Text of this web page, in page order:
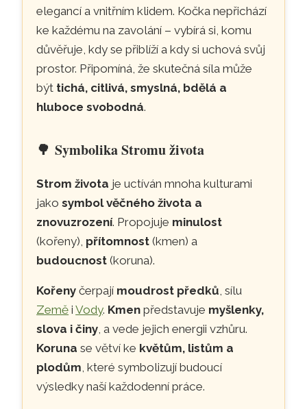
elegancí a vnitřním klidem. Kočka nepřichází
ke každému na zavolání – vybírá si, komu
důvěřuje, kdy se přiblíží a kdy si uchová svůj
prostor. Připomíná, že skutečná síla může
být tichá, citlivá, smyslná, bdělá a
hluboce svobodná.
🌳Symbolika Stromu života
Strom života je uctíván mnoha kulturami
jakosymbol věčného života a
znovuzrození. Propojuje minulost
(kořeny), přítomnost (kmen) a
budoucnost (koruna).
Kořeny čerpají moudrost předků, sílu
Země iVody. Kmen představuje myšlenky,
slova i činy, a vede jejich energii vzhůru.
Koruna se větví ke květům, listům a
plodům, které symbolizují budoucí
výsledky naší každodenní práce.